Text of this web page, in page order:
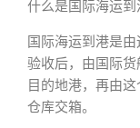
什么是国际海运到
国际海运到港是
验收后，由国际
目的地港，再由
仓库交箱。